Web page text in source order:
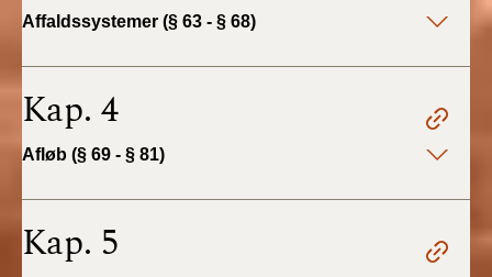
2022)
BR18 (1/1 - 30/6
BR18 (29/6 - 31/12
2021)
2021)
Affaldssystemer (§ 63 - § 68)
Kap. 4
Afløb (§ 69 - § 81)
Kap. 5